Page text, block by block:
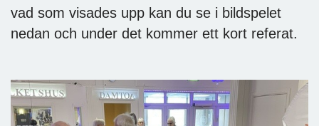
vad som visades upp kan du se i bildspelet
nedan och under det kommer ett kort referat.